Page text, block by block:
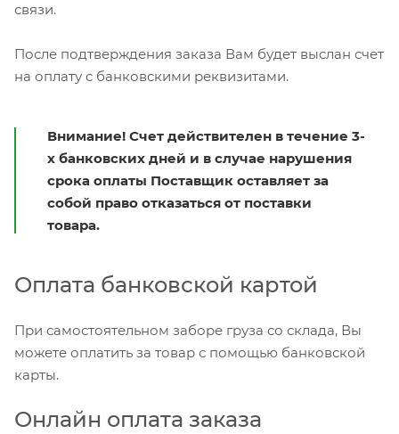
связи.
После подтверждения заказа Вам будет выслан счет
на оплату с банковскими реквизитами.
Внимание! Счет действителен в течение 3-
х банковских дней и в случае нарушения
срока оплаты Поставщик оставляет за
собой право отказаться от поставки
товара.
Оплата банковской картой
При самостоятельном заборе груза со склада, Вы
можете оплатить за товар с помощью банковской
карты.
Онлайн оплата заказа